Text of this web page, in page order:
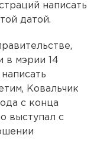
написать
датой.
в мэрии 14
Ковальчик
с конца
выступал с